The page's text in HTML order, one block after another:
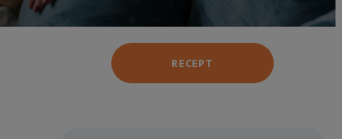
RECEPT